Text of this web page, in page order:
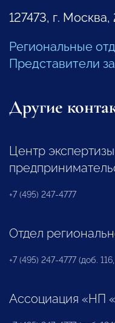
127473, г.
Региональные
Представители
Другие
Центр
+7 (495) 247-4777
Отдел
+7 (495) 247-4777 (доб. 116,
Ассоциация «НП